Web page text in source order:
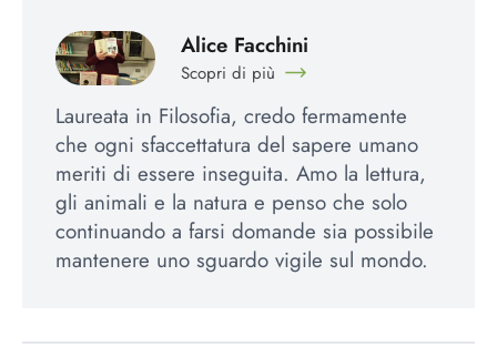
Alice Facchini
Scopri di più
Laureata in Filosofia, credo fermamente
che ogni sfaccettatura del sapere umano
meriti di essere inseguita. Amo la lettura,
gli animali e la natura e penso che solo
continuando a farsi domande sia possibile
mantenere uno sguardo vigile sul mondo.